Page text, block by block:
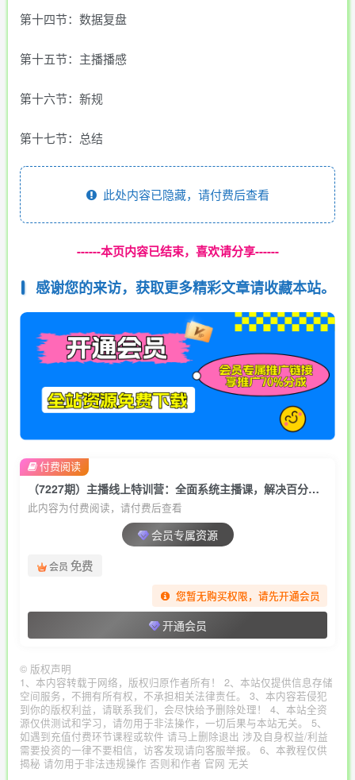
第十四节：数据复盘
第十五节：主播播感
第十六节：新规
第十七节：总结
此处内容已隐藏，请付费后查看
------本页内容已结束，喜欢请分享------
感谢您的来访，获取更多精彩文章请收藏本站。
（7227期）主播线上特训营：全面系统主播课，解决百分之90的主播面临的问题（22节课）
此内容为付费阅读，请付费后查看
会员专属资源
会员 免费
您暂无购买权限，请先开通会员
开通会员
付费阅读
© 版权声明
1、本内容转载于网络，版权归原作者所有！ 2、本站仅提供信息存储
空间服务，不拥有所有权，不承担相关法律责任。 3、本内容若侵犯
到你的版权利益，请联系我们，会尽快给予删除处理！ 4、本站全资
源仅供测试和学习，请勿用于非法操作，一切后果与本站无关。 5、
如遇到充值付费环节课程或软件 请马上删除退出 涉及自身权益/利益
需要投资的一律不要相信，访客发现请向客服举报。 6、本教程仅供
揭秘 请勿用于非法违规操作 否则和作者 官网 无关